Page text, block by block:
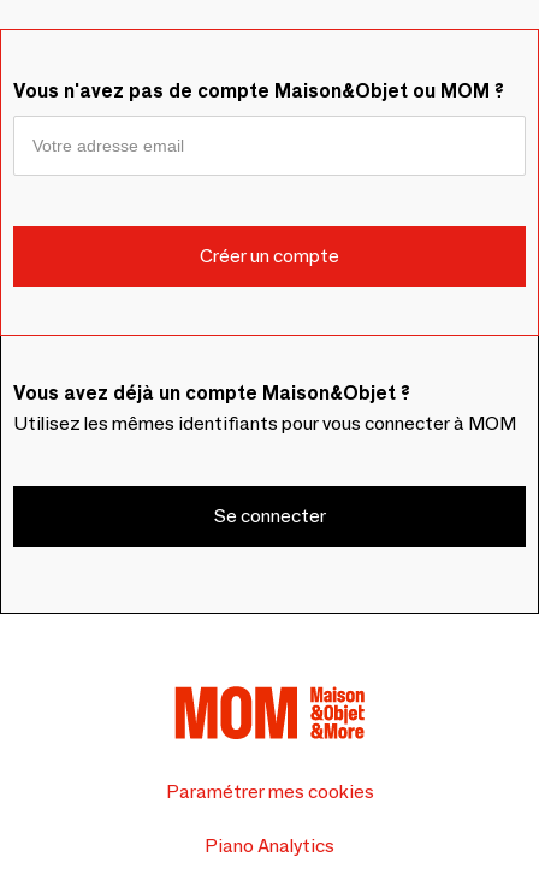
Vous n'avez pas de compte Maison&Objet ou MOM ?
Vous avez déjà un compte Maison&Objet ?
Utilisez les mêmes identifiants pour vous connecter à MOM
Se connecter
Paramétrer mes cookies
Piano Analytics